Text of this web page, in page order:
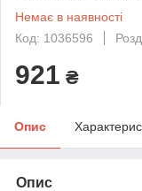
Немає в наявності
Код: 1036596
921 ₴
Опис
Опис